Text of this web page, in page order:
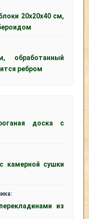
20х20x40 см,
обработанный
ребром
доска с
камерной сушки
из